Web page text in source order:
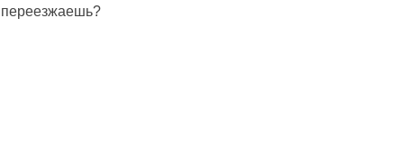
переезжаешь?